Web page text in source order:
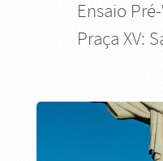
Ensaio
Praça XV: